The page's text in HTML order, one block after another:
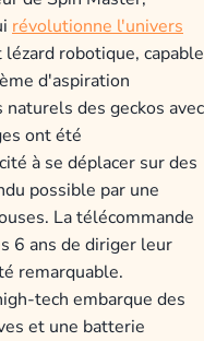
révolutionne l'univers
lézard robotique, capable
d'aspiration
des geckos avec
ont été
à se déplacer sur des
possible par une
La télécommande
6 ans de diriger leur
remarquable.
tech embarque des
et une batterie